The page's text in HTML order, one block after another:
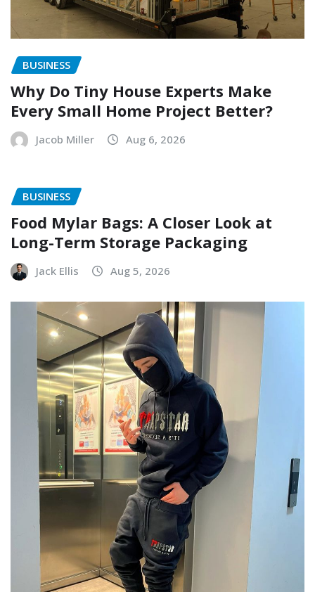
BUSINESS
Why Do Tiny House Experts Make
Every Small Home Project Better?
Jacob Miller Aug 6, 2026
BUSINESS
Food Mylar Bags: A Closer Look at
Long-Term Storage Packaging
Jack Ellis Aug 5, 2026